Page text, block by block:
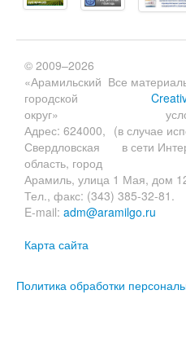
Все
(в случае
в сети
© 2009–2026
«Арамильский
городской
округ»
Адрес: 624000,
Свердловская
область, город
Арамиль, улица 1 Мая, дом
Тел., факс: (343) 385-32-81.
E-mail: adm@aramilgo.ru
Карта сайта
Политика обработки